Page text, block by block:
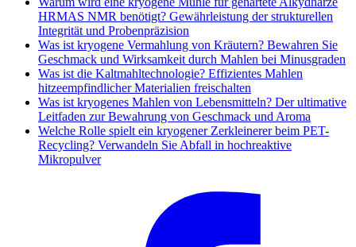
HRMAS NMR benötigt? Gewährleistung der strukturellen
Integrität und Probenpräzision
Was ist kryogene Vermahlung von Kräutern? Bewahren Sie
Geschmack und Wirksamkeit durch Mahlen bei Minusgraden
Was ist die Kaltmahltechnologie? Effizientes Mahlen
hitzeempfindlicher Materialien freischalten
Was ist kryogenes Mahlen von Lebensmitteln? Der ultimative
Leitfaden zur Bewahrung von Geschmack und Aroma
Welche Rolle spielt ein kryogener Zerkleinerer beim PET-
Recycling? Verwandeln Sie Abfall in hochreaktive
Mikropulver